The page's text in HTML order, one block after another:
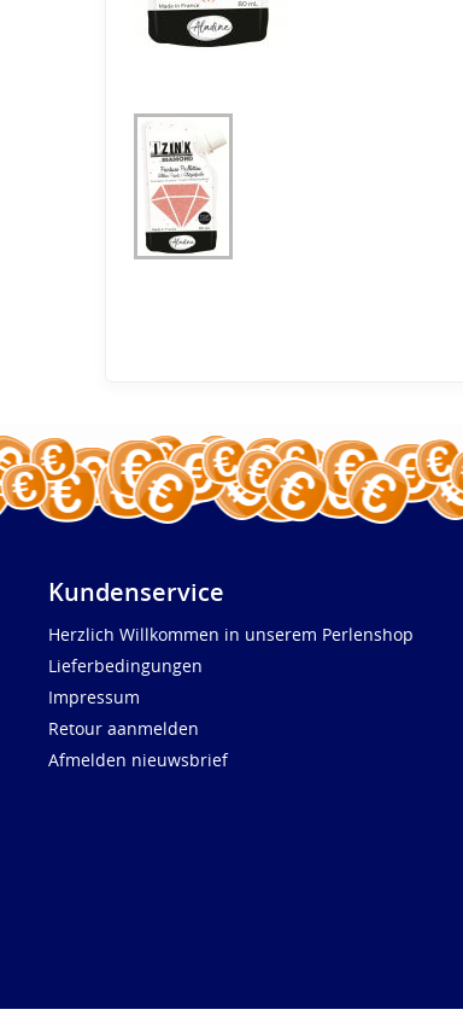
Kundenservice
Herzlich Willkommen in unserem Perlenshop
Lieferbedingungen
Impressum
Retour aanmelden
Afmelden nieuwsbrief